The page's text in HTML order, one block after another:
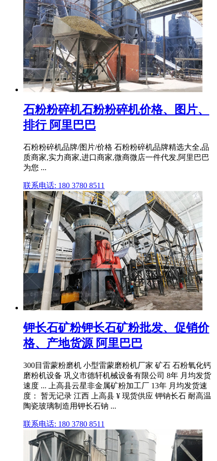
石粉粉碎机石粉粉碎机价格、图片、
排行 阿里巴巴
石粉粉碎机品牌/图片/价格 石粉粉碎机品牌精选大全,品
质商家,实力商家,进口商家,微商微店一件代发,阿里巴巴
为您 ...
联系电话: 180 3780 8511
钾长石矿粉钾长石矿粉批发、促销价
格、产地货源 阿里巴巴
300目雷蒙粉磨机 小型雷蒙磨粉机厂家 矿石 石粉氧化钙
磨粉机设备 巩义市德轩机械设备有限公司 8年 月均发货
速度 ... 上高县云星非金属矿粉加工厂 13年 月均发货速
度： 暂无记录 江西 上高县 ¥ 现货供应 钾钠长石 耐高温
陶瓷玻璃制造用钾长石钠 ...
联系电话: 180 3780 8511